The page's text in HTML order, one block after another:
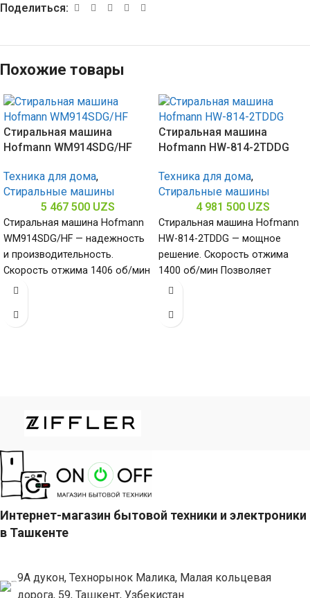
Поделиться:
Похожие товары
Стиральная машина
Hofmann WM914SDG/HF
Техника для дома,
Стиральные машины
5 467 500 UZS
Стиральная машина Hofmann
WM914SDG/HF — надежность
и производительность.
Скорость отжима 1406 об/мин
обеспечивает качественный
Стиральная машина
Hofmann HW-814-2TDDG
Техника для дома,
Стиральные машины
4 981 500 UZS
Стиральная машина Hofmann
HW-814-2TDDG — мощное
решение. Скорость отжима
1400 об/мин Позволяет
быстро и качественно
Интернет-магазин бытовой техники и электроники
в Ташкенте
9А дукон, Технорынок Малика, Малая кольцевая
дорога, 59, Ташкент, Узбекистан